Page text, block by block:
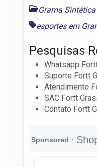
Grama
esportes em
Pesquisas
Whatsapp
Suporte Fortt
Atendimento
SAC Fortt
Contato Fortt